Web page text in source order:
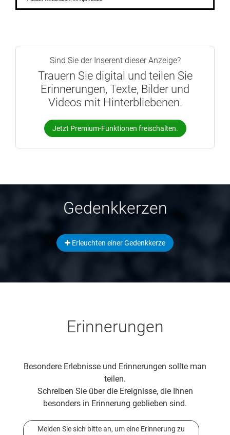
Sind Sie der Inserent dieser Anzeige?
Trauern Sie digital und teilen Sie
Erinnerungen, Texte, Bilder und
Videos mit Hinterbliebenen.
Jetzt Premium-Funktionen freischalten.
Gedenkkerzen
Erleuchten einer Gedenkkerze
Erinnerungen
Besondere Erlebnisse und Erinnerungen sollte man
teilen.
Schreiben Sie über die Ereignisse, die Ihnen
besonders in Erinnerung geblieben sind.
Melden Sie sich bitte an, um eine Erinnerung zu